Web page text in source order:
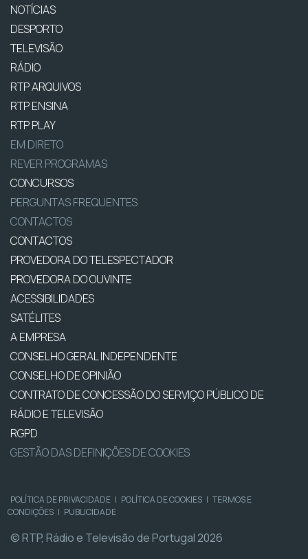
NOTÍCIAS
DESPORTO
TELEVISÃO
RÁDIO
RTP ARQUIVOS
RTP ENSINA
RTP PLAY
EM DIRETO
REVER PROGRAMAS
CONCURSOS
PERGUNTAS FREQUENTES
CONTACTOS
CONTACTOS
PROVEDORA DO TELESPECTADOR
PROVEDORA DO OUVINTE
ACESSIBILIDADES
SATÉLITES
A EMPRESA
CONSELHO GERAL INDEPENDENTE
CONSELHO DE OPINIÃO
CONTRATO DE CONCESSÃO DO SERVIÇO PÚBLICO DE
RÁDIO E TELEVISÃO
RGPD
GESTÃO DAS DEFINIÇÕES DE COOKIES
POLÍTICA DE PRIVACIDADE | POLÍTICA DE COOKIES | TERMOS E
CONDIÇÕES | PUBLICIDADE
© RTP, Rádio e Televisão de Portugal 2026